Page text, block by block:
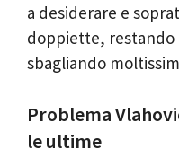
a desiderare e
doppiette, restando
sbagliando
Problema
le ultime